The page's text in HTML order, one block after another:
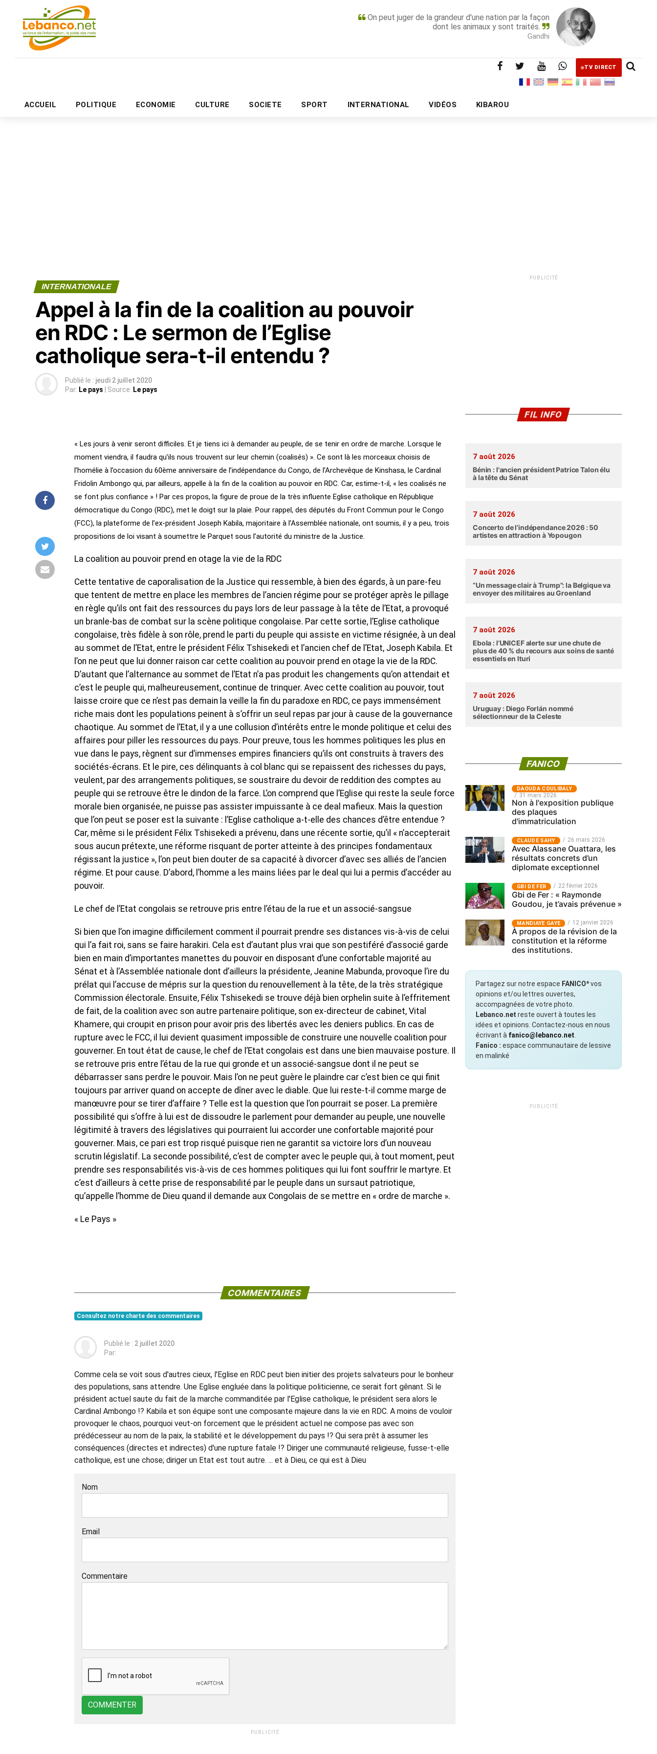
On peut juger de la grandeur d'une nation par la façon
dont les animaux y sont traités.
Gandhi
TV DIRECT
ACCUEIL POLITIQUE ECONOMIE CULTURE SOCIETE SPORT INTERNATIONAL VIDÉOS KIBAROU
PUBLICITÉ
INTERNATIONALE
Appel à la fin de la coalition au pouvoir
en RDC : Le sermon de l’Eglise
catholique sera-t-il entendu ?
Publié le : jeudi 2 juillet 2020
Par: Le pays | Source: Le pays
« Les jours à venir seront difficiles. Et je tiens ici à demander au peuple, de se tenir en ordre de marche. Lorsque le
moment viendra, il faudra qu’ils nous trouvent sur leur chemin (coalisés) ». Ce sont là les morceaux choisis de
l’homélie à l’occasion du 60ème anniversaire de l’indépendance du Congo, de l’Archevêque de Kinshasa, le Cardinal
Fridolin Ambongo qui, par ailleurs, appelle à la fin de la coalition au pouvoir en RDC. Car, estime-t-il, « les coalisés ne
se font plus confiance » ! Par ces propos, la figure de proue de la très influente Eglise catholique en République
démocratique du Congo (RDC), met le doigt sur la plaie. Pour rappel, des députés du Front Commun pour le Congo
(FCC), la plateforme de l’ex-président Joseph Kabila, majoritaire à l’Assemblée nationale, ont soumis, il y a peu, trois
propositions de loi visant à soumettre le Parquet sous l’autorité du ministre de la Justice.
La coalition au pouvoir prend en otage la vie de la RDC
Cette tentative de caporalisation de la Justice qui ressemble, à bien des égards, à un pare-feu
que tentent de mettre en place les membres de l’ancien régime pour se protéger après le pillage
en règle qu’ils ont fait des ressources du pays lors de leur passage à la tête de l’Etat, a provoqué
un branle-bas de combat sur la scène politique congolaise. Par cette sortie, l’Eglise catholique
congolaise, très fidèle à son rôle, prend le parti du peuple qui assiste en victime résignée, à un deal
au sommet de l’Etat, entre le président Félix Tshisekedi et l’ancien chef de l’Etat, Joseph Kabila. Et
l’on ne peut que lui donner raison car cette coalition au pouvoir prend en otage la vie de la RDC.
D’autant que l’alternance au sommet de l’Etat n’a pas produit les changements qu’on attendait et
c’est le peuple qui, malheureusement, continue de trinquer. Avec cette coalition au pouvoir, tout
laisse croire que ce n’est pas demain la veille la fin du paradoxe en RDC, ce pays immensément
riche mais dont les populations peinent à s’offrir un seul repas par jour à cause de la gouvernance
chaotique. Au sommet de l’Etat, il y a une collusion d’intérêts entre le monde politique et celui des
affaires pour piller les ressources du pays. Pour preuve, tous les hommes politiques les plus en
vue dans le pays, règnent sur d’immenses empires financiers qu’ils ont construits à travers des
sociétés-écrans. Et le pire, ces délinquants à col blanc qui se repaissent des richesses du pays,
veulent, par des arrangements politiques, se soustraire du devoir de reddition des comptes au
peuple qui se retrouve être le dindon de la farce. L’on comprend que l’Eglise qui reste la seule force
morale bien organisée, ne puisse pas assister impuissante à ce deal mafieux. Mais la question
que l’on peut se poser est la suivante : l’Eglise catholique a-t-elle des chances d’être entendue ?
Car, même si le président Félix Tshisekedi a prévenu, dans une récente sortie, qu’il « n’accepterait
sous aucun prétexte, une réforme risquant de porter atteinte à des principes fondamentaux
régissant la justice », l’on peut bien douter de sa capacité à divorcer d’avec ses alliés de l’ancien
régime. Et pour cause. D’abord, l’homme a les mains liées par le deal qui lui a permis d’accéder au
pouvoir.
Le chef de l’Etat congolais se retrouve pris entre l’étau de la rue et un associé-sangsue
Si bien que l’on imagine difficilement comment il pourrait prendre ses distances vis-à-vis de celui
qui l’a fait roi, sans se faire harakiri. Cela est d’autant plus vrai que son pestiféré d’associé garde
bien en main d’importantes manettes du pouvoir en disposant d’une confortable majorité au
Sénat et à l’Assemblée nationale dont d’ailleurs la présidente, Jeanine Mabunda, provoque l’ire du
prélat qui l’accuse de mépris sur la question du renouvellement à la tête, de la très stratégique
Commission électorale. Ensuite, Félix Tshisekedi se trouve déjà bien orphelin suite à l’effritement
de fait, de la coalition avec son autre partenaire politique, son ex-directeur de cabinet, Vital
Khamere, qui croupit en prison pour avoir pris des libertés avec les deniers publics. En cas de
rupture avec le FCC, il lui devient quasiment impossible de construire une nouvelle coalition pour
gouverner. En tout état de cause, le chef de l’Etat congolais est dans une bien mauvaise posture. Il
se retrouve pris entre l’étau de la rue qui gronde et un associé-sangsue dont il ne peut se
débarrasser sans perdre le pouvoir. Mais l’on ne peut guère le plaindre car c’est bien ce qui finit
toujours par arriver quand on accepte de dîner avec le diable. Que lui reste-t-il comme marge de
manœuvre pour se tirer d’affaire ? Telle est la question que l’on pourrait se poser. La première
possibilité qui s’offre à lui est de dissoudre le parlement pour demander au peuple, une nouvelle
légitimité à travers des législatives qui pourraient lui accorder une confortable majorité pour
gouverner. Mais, ce pari est trop risqué puisque rien ne garantit sa victoire lors d’un nouveau
scrutin législatif. La seconde possibilité, c’est de compter avec le peuple qui, à tout moment, peut
prendre ses responsabilités vis-à-vis de ces hommes politiques qui lui font souffrir le martyre. Et
c’est d’ailleurs à cette prise de responsabilité par le peuple dans un sursaut patriotique,
qu’appelle l’homme de Dieu quand il demande aux Congolais de se mettre en « ordre de marche ».
« Le Pays »
COMMENTAIRES
Consultez notre charte des commentaires
Publié le : 2 juillet 2020
Par:
Comme cela se voit sous d'autres cieux, l'Eglise en RDC peut bien initier des projets salvateurs pour le bonheur
des populations, sans attendre. Une Eglise engluée dans la politique politicienne, ce serait fort gênant. Si le
président actuel saute du fait de la marche commanditée par l'Eglise catholique, le président sera alors le
Cardinal Ambongo !? Kabila et son équipe sont une composante majeure dans la vie en RDC. A moins de vouloir
provoquer le chaos, pourquoi veut-on forcement que le président actuel ne compose pas avec son
prédécesseur au nom de la paix, la stabilité et le développement du pays !? Qui sera prêt à assumer les
conséquences (directes et indirectes) d'une rupture fatale !? Diriger une communauté religieuse, fusse-t-elle
catholique, est une chose; diriger un Etat est tout autre. ... et à Dieu, ce qui est à Dieu
Nom
Email
Commentaire
COMMENTER
PUBLICITÉ
PUBLICITÉ
FIL INFO
7 août 2026
Bénin : l'ancien président Patrice Talon élu
à la tête du Sénat
7 août 2026
Concerto de l’indépendance 2026 : 50
artistes en attraction à Yopougon
7 août 2026
“Un message clair à Trump”: la Belgique va
envoyer des militaires au Groenland
7 août 2026
Ebola : l’UNICEF alerte sur une chute de
plus de 40 % du recours aux soins de santé
essentiels en Ituri
7 août 2026
Uruguay : Diego Forlán nommé
sélectionneur de la Celeste
FANICO
‎DAOUDA COULIBALY
31 mars 2026
Non à l'exposition publique
des plaques
d'immatriculation
CLAUDE SAHY 26 mars 2026
Avec Alassane Ouattara, les
résultats concrets d’un
diplomate exceptionnel
GBI DE FER 22 février 2026
Gbi de Fer : « Raymonde
Goudou, je t’avais prévenue »
MANDIAYE GAYE 12 janvier 2026
À propos de la révision de la
constitution et la réforme
des institutions.
Partagez sur notre espace FANICO*vos
opinions et/ou lettres ouvertes,
accompagnées de votre photo.
Lebanco.net reste ouvert à toutes les
idées et opinions. Contactez-nous en nous
écrivant à fanico@lebanco.net
Fanico : espace communautaire de lessive
en malinké
PUBLICITÉ